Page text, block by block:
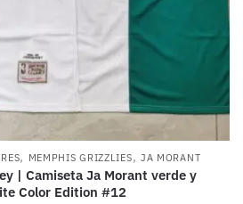
, MEMPHIS GRIZZLIES, JA MORANT
| Camiseta Ja Morant verde y
Color Edition #12